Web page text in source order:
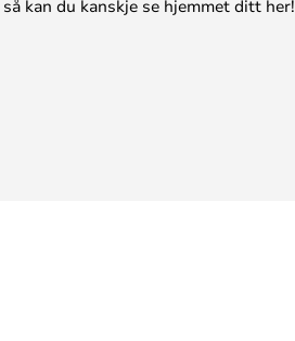
kan du kanskje se hjemmet ditt her!